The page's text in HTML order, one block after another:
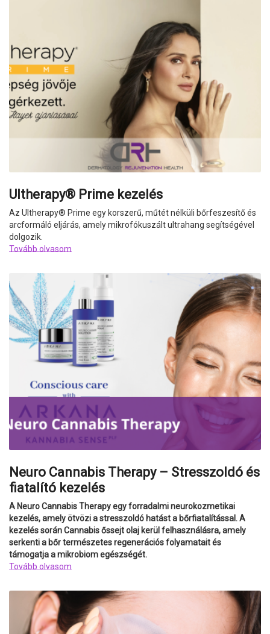
Ultherapy® Prime kezelés
Az Ultherapy® Prime egy korszerű, műtét nélküli bőrfeszesítő és
arcformáló eljárás, amely mikrofókuszált ultrahang segítségével
dolgozik.
Tovább olvasom
Neuro Cannabis Therapy – Stresszoldó és
fiatalító kezelés
A Neuro Cannabis Therapy egy forradalmi neurokozmetikai
kezelés, amely ötvözi a stresszoldó hatást a bőrfiatalítással. A
kezelés során Cannabis őssejt olaj kerül felhasználásra, amely
serkenti a bőr természetes regenerációs folyamatait és
támogatja a mikrobiom egészségét.
Tovább olvasom